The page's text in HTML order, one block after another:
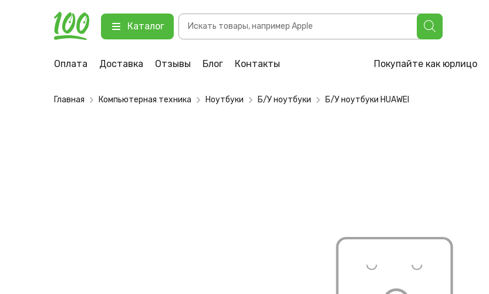
Каталог
Поиск
товаров
Оплата Доставка Отзывы Блог Контакты Покупайте как юрлицо
Главная Компьютерная техника Ноутбуки Б/У ноутбуки Б/У ноутбуки HUAWEI